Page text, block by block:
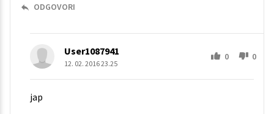
ODGOVORI
User1087941
12. 02. 2016 23.25
0 0
jap